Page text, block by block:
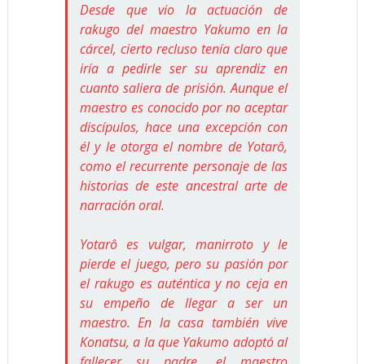
Desde que vio la actuación de
rakugo del maestro Yakumo en la
cárcel, cierto recluso tenía claro que
iría a pedirle ser su aprendiz en
cuanto saliera de prisión. Aunque el
maestro es conocido por no aceptar
discípulos, hace una excepción con
él y le otorga el nombre de Yotarô,
como el recurrente personaje de las
historias de este ancestral arte de
narración oral.
Yotarô es vulgar, manirroto y le
pierde el juego, pero su pasión por
el rakugo es auténtica y no ceja en
su empeño de llegar a ser un
maestro. En la casa también vive
Konatsu, a la que Yakumo adoptó al